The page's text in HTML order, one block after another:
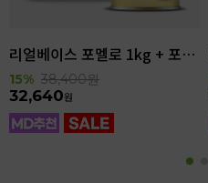
리얼베이스 포멜로 1kg + 포멜로쌕 850g SET
15% 38,400원
32,640원